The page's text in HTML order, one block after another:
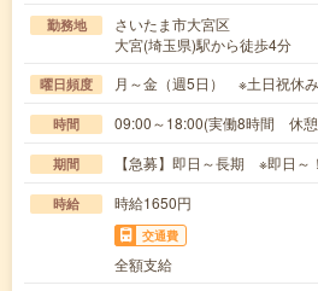
勤務地
さいたま市大宮区
大宮(埼玉県)駅から徒歩4分
曜日頻度 月～金（週5日） ※土日祝休み
時間 09:00～18:00(実働8時間 休
期間 【急募】即日～長期 ※即日～！
時給 時給1650円
交通費
全額支給